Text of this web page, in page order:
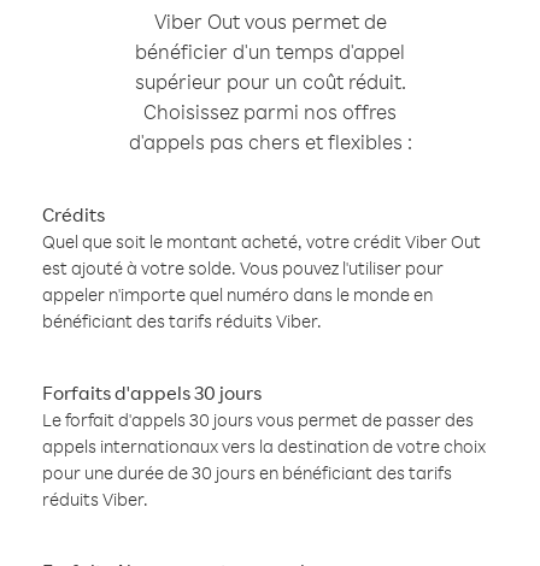
Viber Out vous permet de
bénéficier d'un temps d'appel
supérieur pour un coût réduit.
Choisissez parmi nos offres
d'appels pas chers et flexibles :
Crédits
Quel que soit le montant acheté, votre crédit Viber Out
est ajouté à votre solde. Vous pouvez l'utiliser pour
appeler n'importe quel numéro dans le monde en
bénéficiant des tarifs réduits Viber.
Forfaits d'appels 30 jours
Le forfait d'appels 30 jours vous permet de passer des
appels internationaux vers la destination de votre choix
pour une durée de 30 jours en bénéficiant des tarifs
réduits Viber.